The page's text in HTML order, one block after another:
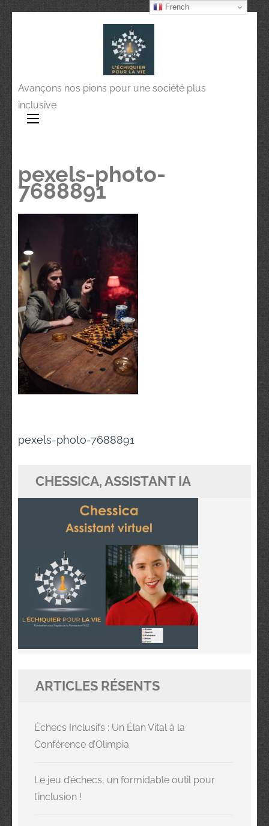
Avançons nos pions pour une société plus
inclusive
pexels-photo-
7688891
Navigation
l’article
pexels-photo-7688891
CHESSICA, ASSISTANT IA
ARTICLES RÉSENTS
Échecs Inclusifs : Un Élan Vital à la
Conférence d’Olimpia
Le jeu d’échecs, un formidable outil pour
l’inclusion !
French